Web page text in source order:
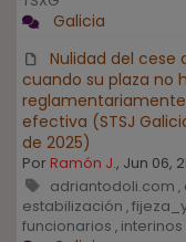
Galicia
Nulidad del cese
cuando su plaza no
efectiva (STSJ
de 2025)
Por Ramón J., Jun 06,
adriantodoli.com ,
estabilización ,
funcionarios , interinos